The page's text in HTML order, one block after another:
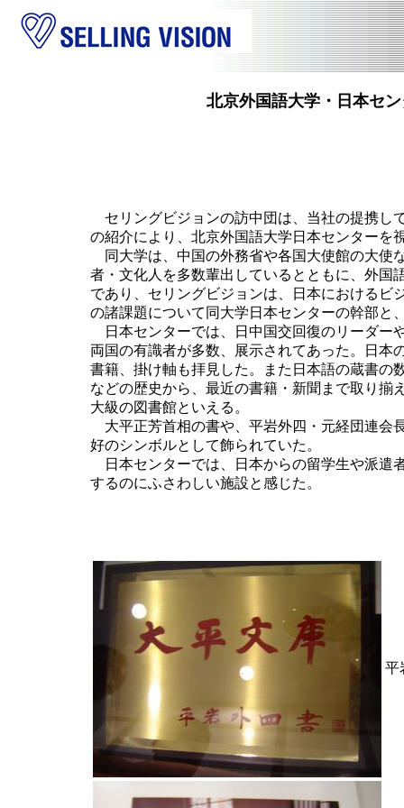
北京外国語大学・日本セ
セリングビジョンの訪中団は、当社の提携し
の紹介により、北京外国語大学日本センターを
同大学は、中国の外務省や各国大使館の大使
者・文化人を多数輩出しているとともに、外国
であり、セリングビジョンは、日本におけるビ
の諸課題について同大学日本センターの幹部と
日本センターでは、日中国交回復のリーダー
両国の有識者が多数、展示されてあった。日本
書籍、掛け軸も拝見した。また日本語の蔵書の
などの歴史から、最近の書籍・新聞まで取り揃
大級の図書館といえる。
大平正芳首相の書や、平岩外四・元経団連会
好のシンボルとして飾られていた。
日本センターでは、日本からの留学生や派遣
するのにふさわしい施設と感じた。
平